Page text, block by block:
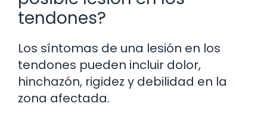
tendones?
Los síntomas de una lesión en los
tendones pueden incluir dolor,
hinchazón, rigidez y debilidad en la
zona afectada.